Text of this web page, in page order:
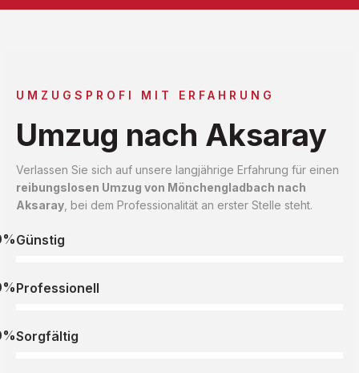
UMZUGSPROFI MIT ERFAHRUNG
Umzug nach Aksaray
Verlassen Sie sich auf unsere langjährige Erfahrung für einen
reibungslosen Umzug von Mönchengladbach nach
Aksaray , bei dem Professionalität an erster Stelle steht.
Günstig
Professionell
Sorgfältig